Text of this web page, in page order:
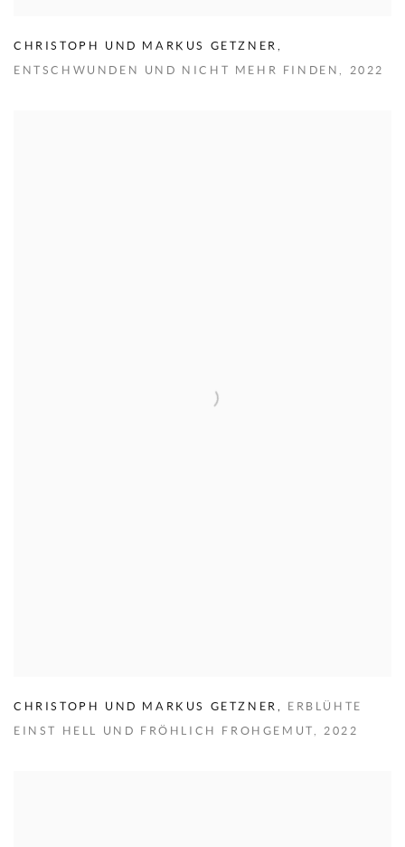
CHRISTOPH UND MARKUS GETZNER ,
ENTSCHWUNDEN UND NICHT MEHR FINDEN, 2022
CHRISTOPH UND MARKUS GETZNER , ERBLÜHTE
EINST HELL UND FRÖHLICH FROHGEMUT,2022